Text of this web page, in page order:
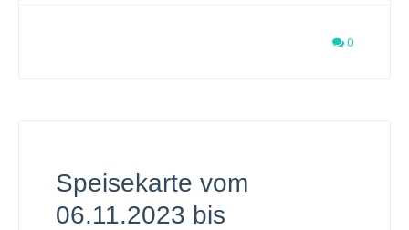
0
Speisekarte vom
06.11.2023 bis